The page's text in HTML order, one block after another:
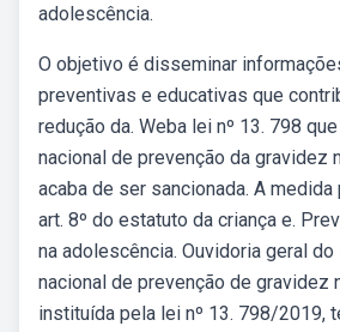
adolescência.
O objetivo é disseminar
preventivas e educativas que
redução da. Weba lei nº 13. 798
nacional de prevenção da gravidez
acaba de ser sancionada. A medida
art. 8º do estatuto da criança e.
na adolescência. Ouvidoria geral
nacional de prevenção de gravidez
instituída pela lei nº 13. 798/2019,